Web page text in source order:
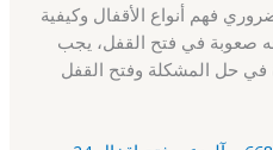
فهم أنواع الأقفال وكيفية
صعوبة في فتح القفل، يجب
في حل المشكلة وفتح القفل